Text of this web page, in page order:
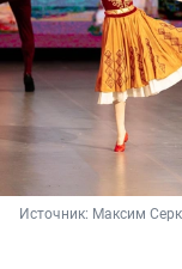
Источник: Максим